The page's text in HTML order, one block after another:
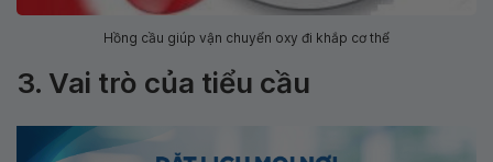
Hồng cầu giúp vận chuyển oxy đi khắp cơ thể
3. Vai trò của tiểu cầu